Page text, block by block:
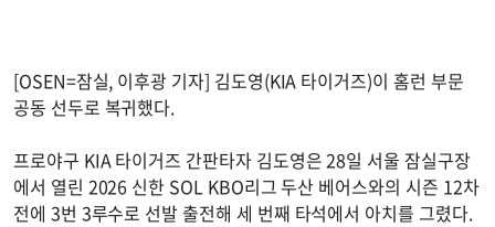
[OSEN=잠실, 이후광 기자] 김도영(KIA 타이거즈)이 홈런 부문
공동 선두로 복귀했다.
프로야구 KIA 타이거즈 간판타자 김도영은 28일 서울 잠실구장
에서 열린 2026 신한 SOL KBO리그 두산 베어스와의 시즌 12차
전에 3번 3루수로 선발 출전해 세 번째 타석에서 아치를 그렸다.